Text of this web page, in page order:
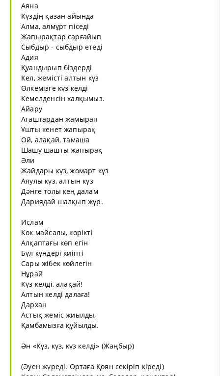
Аяна
Күздің қазан айында
Алма, алмұрт піседі
Жапырақтар сарғайып
Сыбдыр - сыбдыр етеді
Адия
Қуандырып біздерді
Кел, жемісті алтын күз
Өлкемізге күз келді
Кемелденсін халқымыз.
Айару
Ағаштардан жамырап
Ұшты кенет жапырақ
Ой, алақай, тамаша
Шашу шашты жапырақ
Әли
Жайдары күз, жомарт күз
Аяулы күз, алтын күз
Дәнге толы кең далам
Дариядай шалқып жүр.
Ислам
Көк майсалы, көрікті
Алқаптағы көп егін
Бұл күндері киіпті
Сары жібек көйлегін
Нұрай
Күз келді, алақай!
Алтын келді далаға!
Дархан
Астық жеміс жиылды,
Қамбамызға құйылды.
Ән «Күз, күз, күз келді» (Жаңбыр)
(Әуен жүреді. Ортаға Қоян секіріп кіреді)